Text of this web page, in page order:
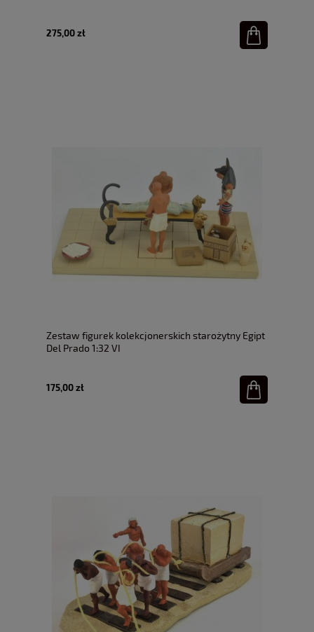
275,00 zł
Zestaw figurek kolekcjonerskich starożytny Egipt
Del Prado 1:32 VI
175,00 zł